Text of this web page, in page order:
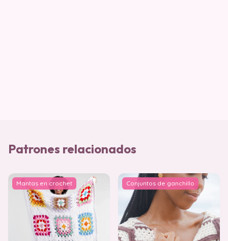
Patrones relacionados
Mantas en crochet Conjuntos de ganchillo